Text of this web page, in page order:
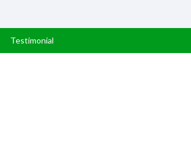
Testimonial